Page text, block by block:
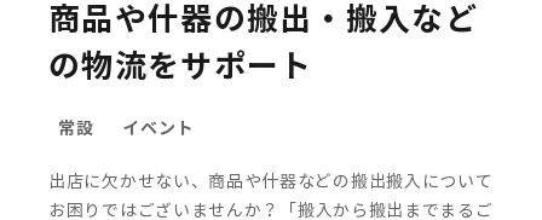
出店に欠かせない、商品や什器などの搬出搬入について
お困りではございませんか？
「搬入から搬出までまるご
常設 イベント
商品や什器の搬出・搬入など
の物流をサポート